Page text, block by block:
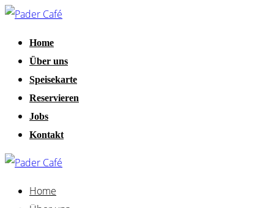
Home
Über uns
Speisekarte
Reservieren
Jobs
Kontakt
Home